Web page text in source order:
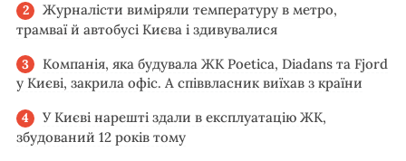
Журналісти виміряли температуру в метро,
трамваї й автобусі Києва і здивувалися
Компанія, яка будувала ЖК Poetica, Diadans та Fjord
у Києві, закрила офіс. А співвласник виїхав з країни
У Києві нарешті здали в експлуатацію ЖК,
збудований 12 років тому